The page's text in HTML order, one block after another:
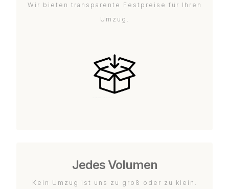
Wir bieten transparente Festpreise für Ihren
Umzug.
Jedes Volumen
Kein Umzug ist uns zu groß oder zu klein.